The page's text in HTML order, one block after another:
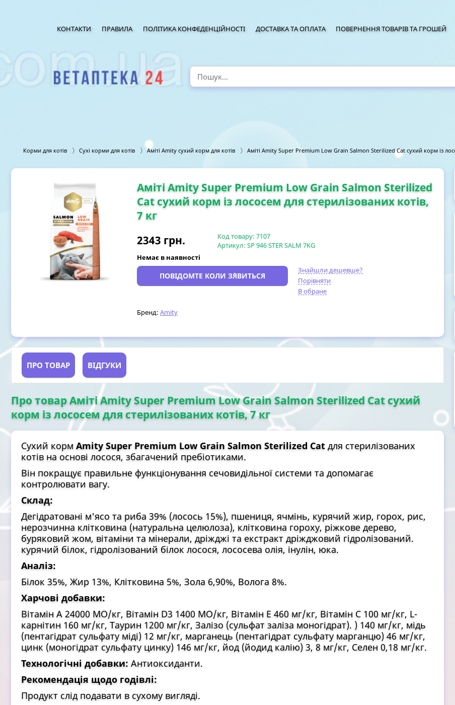
КОНТАКТИ ПРАВИЛА ПОЛІТИКА КОНФЕДЕНЦІЙНОСТІ ДОСТАВКА ТА ОПЛАТА ПОВЕРНЕННЯ ТОВАРІВ ТА ГРОШЕЙ
Корми для котів Сухі корми для котів Аміті Amity сухий корм для котів Аміті Amity Super Premium Low Grain Salmon Sterilized Cat сухий корм із
Аміті Amity Super Premium Low Grain Salmon Sterilized
Cat сухий корм із лососем для стерилізованих котів,
7 кг
2343 грн. Код товару: 7107
Артикул: SP 946 STER SALM 7KG
Немає в наявності
ПОВІДОМТЕ КОЛИ З`ЯВИТЬСЯ
Знайшли дешевше?
Порівняти
В обране
Бренд: Amity
ПРО ТОВАР ВІДГУКИ
Про товар Аміті Amity Super Premium Low Grain Salmon Sterilized Cat сухий
корм із лососем для стерилізованих котів, 7 кг
Сухий корм Amity Super Premium Low Grain Salmon Sterilized Cat для стерилізованих
котів на основі лосося, збагачений пребіотиками.
Він покращує правильне функціонування сечовидільної системи та допомагає
контролювати вагу.
Склад:
Дегідратовані м'ясо та риба 39% (лосось 15%), пшениця, ячмінь, курячий жир, горох, рис,
нерозчинна клітковина (натуральна целюлоза), клітковина гороху, ріжкове дерево,
буряковий жом, вітаміни та мінерали, дріжджі та екстракт дріжджовий гідролізований.
курячий білок, гідролізований білок лосося, лососева олія, інулін, юка.
Аналіз:
Білок 35%, Жир 13%, Клітковина 5%, Зола 6,90%, Волога 8%.
Харчові добавки:
Вітамін А 24000 МО/кг, Вітамін D3 1400 МО/кг, Вітамін Е 460 мг/кг, Вітамін С 100 мг/кг, L-
карнітин 160 мг/кг, Таурин 1200 мг/кг, Залізо (сульфат заліза моногідрат). ) 140 мг/кг, мідь
(пентагідрат сульфату міді) 12 мг/кг, марганець (пентагідрат сульфату марганцю) 46 мг/кг,
цинк (моногідрат сульфату цинку) 146 мг/кг, йод (йодид калію) 3, 8 мг/кг, Селен 0,18 мг/кг.
Технологічні добавки: Антиоксиданти.
Рекомендація щодо годівлі:
Продукт слід подавати в сухому вигляді.